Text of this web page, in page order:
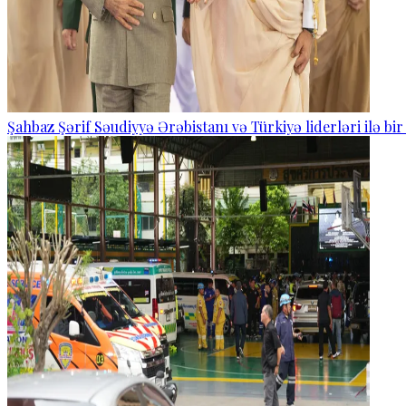
Şahbaz Şərif Səudiyyə Ərəbistanı və Türkiyə liderləri ilə